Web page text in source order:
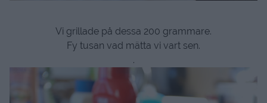
Vi grillade på dessa 200 grammare.
Fy tusan vad mätta vi vart sen.
.